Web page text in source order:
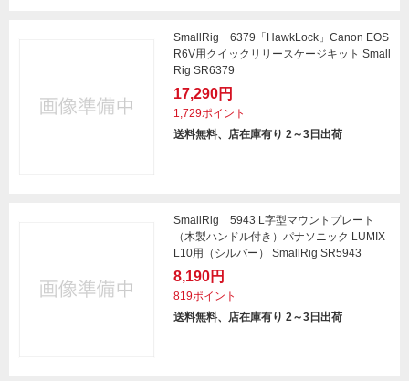
SmallRig 6379「HawkLock」Canon EOS
R6V用クイックリリースケージキット Small
Rig SR6379
17,290円
1,729ポイント
送料無料、店在庫有り 2～3日出荷
SmallRig 5943 L字型マウントプレート
（木製ハンドル付き）パナソニック LUMIX
L10用（シルバー） SmallRig SR5943
8,190円
819ポイント
送料無料、店在庫有り 2～3日出荷